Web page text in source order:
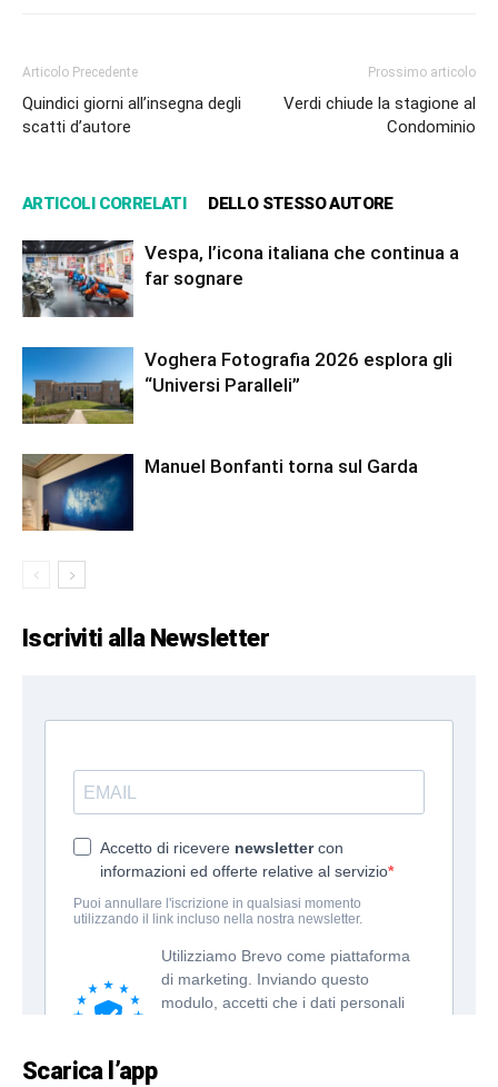
Articolo Precedente
Quindici giorni all’insegna degli
scatti d’autore
Prossimo articolo
Verdi chiude la stagione al
Condominio
ARTICOLI CORRELATI DELLO STESSO AUTORE
Vespa, l’icona italiana che continua a
far sognare
Voghera Fotografia 2026 esplora gli
“Universi Paralleli”
Manuel Bonfanti torna sul Garda
Iscriviti alla Newsletter
Scarica l’app